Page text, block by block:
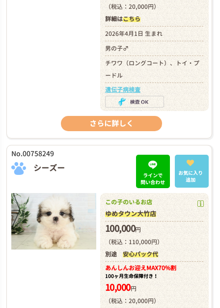
（税込：20,000円）
詳細はこちら
2026年4月1日 生まれ
男の子♂
チワワ（ロングコート）、トイ・プ
ードル
遺伝子病検査
さらに詳しく
No.00758249
シーズー
ラインで
問い合わせ
お気に入り
追加
この子のいるお店
ゆめタウン大竹店
100,000円
（税込：110,000円）
別途 安心パック代
あんしんお迎えMAX70%割
100ヶ月生命保障付き！
10,000円
（税込：20,000円）